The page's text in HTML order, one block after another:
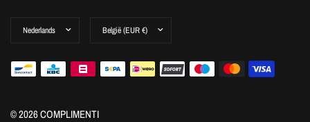
© 2026 COMPLIMENTI